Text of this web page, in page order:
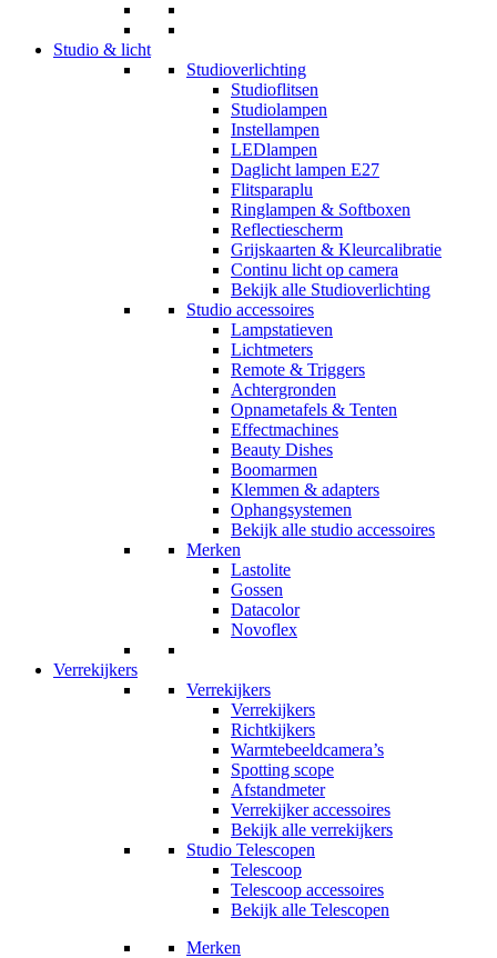
Studio & licht
Studioverlichting
Studioflitsen
Studiolampen
Instellampen
LEDlampen
Daglicht lampen E27
Flitsparaplu
Ringlampen & Softboxen
Reflectiescherm
Grijskaarten & Kleurcalibratie
Continu licht op camera
Bekijk alle Studioverlichting
Studio accessoires
Lampstatieven
Lichtmeters
Remote & Triggers
Achtergronden
Opnametafels & Tenten
Effectmachines
Beauty Dishes
Boomarmen
Klemmen & adapters
Ophangsystemen
Bekijk alle studio accessoires
Merken
Lastolite
Gossen
Datacolor
Novoflex
Verrekijkers
Verrekijkers
Verrekijkers
Richtkijkers
Warmtebeeldcamera’s
Spotting scope
Afstandmeter
Verrekijker accessoires
Bekijk alle verrekijkers
Studio Telescopen
Telescoop
Telescoop accessoires
Bekijk alle Telescopen
Merken